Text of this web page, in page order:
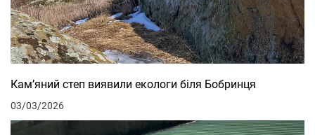
Кам’яний степ виявили екологи біля Бобринця
03/03/2026